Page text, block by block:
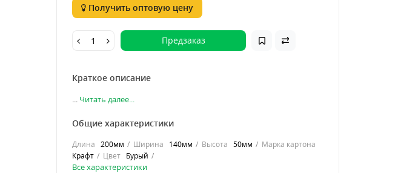
Получить оптовую цену
Предзаказ
Краткое описание
... Читать далее...
Общие характеристики
Длина 200мм Ширина 140мм Высота 50мм
Марка картона
Крафт
Цвет Бурый
Все характеристики